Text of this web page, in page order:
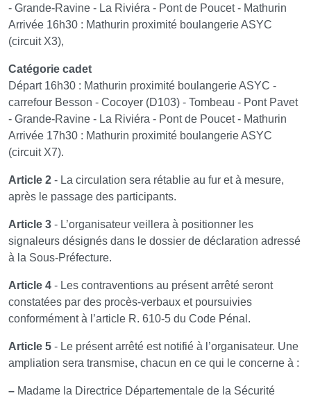
- Grande-Ravine - La Riviéra - Pont de Poucet - Mathurin
Arrivée 16h30 : Mathurin proximité boulangerie ASYC
(circuit X3),
Catégorie cadet
Départ 16h30 : Mathurin proximité boulangerie ASYC -
carrefour Besson - Cocoyer (D103) - Tombeau - Pont Pavet
- Grande-Ravine - La Riviéra - Pont de Poucet - Mathurin
Arrivée 17h30 : Mathurin proximité boulangerie ASYC
(circuit X7).
Article 2 - La circulation sera rétablie au fur et à mesure,
après le passage des participants.
Article 3 - L’organisateur veillera à positionner les
signaleurs désignés dans le dossier de déclaration adressé
à la Sous-Préfecture.
Article 4 - Les contraventions au présent arrêté seront
constatées par des procès-verbaux et poursuivies
conformément à l’article R. 610-5 du Code Pénal.
Article 5 - Le présent arrêté est notifié à l’organisateur. Une
ampliation sera transmise, chacun en ce qui le concerne à :
– Madame la Directrice Départementale de la Sécurité